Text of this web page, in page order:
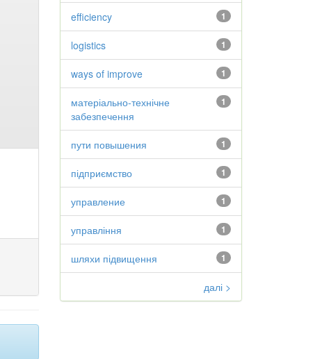
1
efficiency
1
logistics
1
ways of improve
1
матеріально-технічне
забезпечення
1
пути повышения
1
підприємство
1
управление
1
управління
1
шляхи підвищення
далі >